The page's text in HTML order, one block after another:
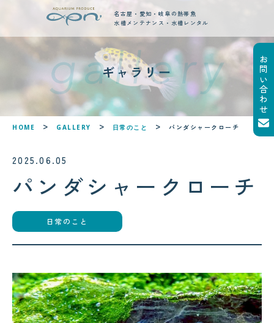
名古屋・愛知・岐阜の熱帯魚
水槽メンテナンス・水槽レンタル
new posts
最新ブログ記事
2026.08.06
郡上・長良川で感じる夏の涼｜メ
ンテナンスの合間の癒し時間
2026.08.05
コクテンフグの意外な一面！海水
水槽メンテナンスで起きた出来事
! !
お問い合わせ
ギャラリー
HOME GALLERY 日常のこと パンダシャークローチ
2025.06.05
パンダシャークローチ
日常のこと